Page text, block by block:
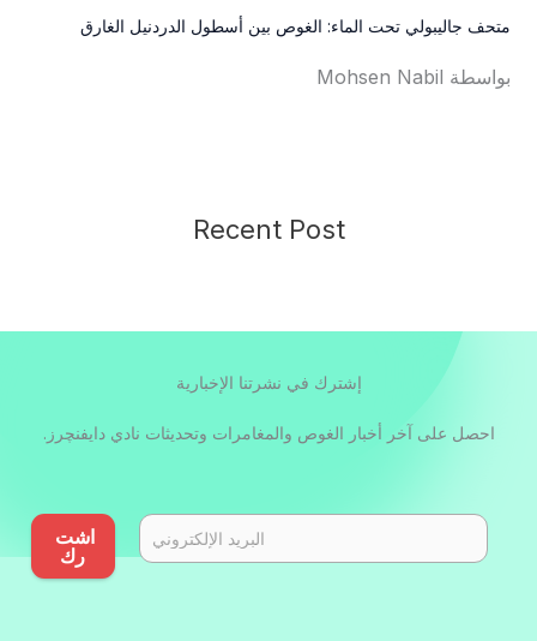
متحف جاليبولي تحت الماء: الغوص بين أسطول الدردنيل الغارق
بواسطة Mohsen Nabil
Recent Post
إشترك في نشرتنا الإخبارية
احصل على آخر أخبار الغوص والمغامرات وتحديثات نادي دايفنچرز.
اشت
رك